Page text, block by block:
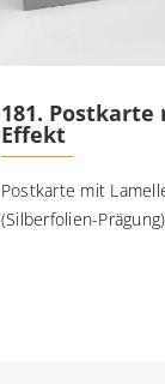
181.
Effekt
Postkarte mit
(Silberfolien-